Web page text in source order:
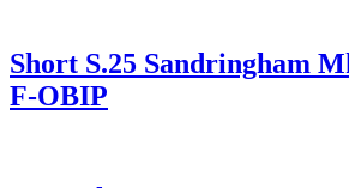
Short S.25 Sandringham
F-OBIP